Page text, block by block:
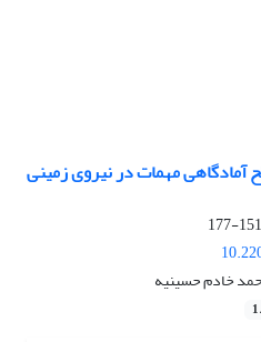
آمادگاهی مهمات در نیروی زمینی
151-177
خادم حسینیه